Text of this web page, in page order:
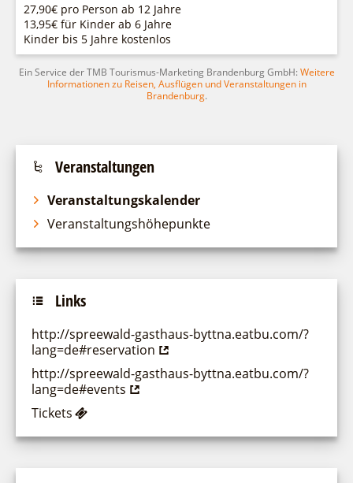
27,90€ pro Person ab 12 Jahre
13,95€ für Kinder ab 6 Jahre
Kinder bis 5 Jahre kostenlos
Ein Service der TMB Tourismus-Marketing Brandenburg GmbH:Weitere
Informationen zu Reisen, Ausflügen und Veranstaltungen in
Brandenburg.
Veranstaltungen
Veranstaltungskalender
Veranstaltungshöhepunkte
Links
http://spreewald-gasthaus-byttna.eatbu.com/?
lang=de#reservation
http://spreewald-gasthaus-byttna.eatbu.com/?
lang=de#events
Tickets